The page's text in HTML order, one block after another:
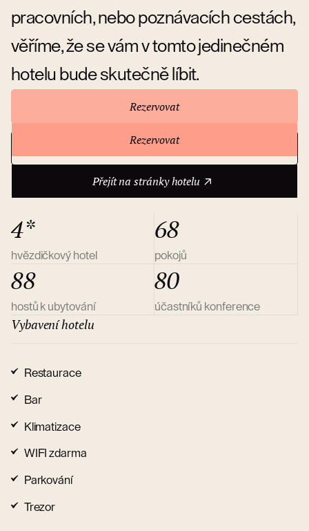
pracovních, nebo poznávacích cestách,
věříme, že se vám v tomto jedinečném
hotelu bude skutečně líbit.
Rezervovat
Rezervovat
Přejít na stránky hotelu
Přejít na stránky hotelu
4*
hvězdičkový hotel
68
pokojů
88
hostů k ubytování
80
účastníků konference
Vybavení hotelu
Restaurace
Bar
Klimatizace
WIFI zdarma
Parkování
Trezor